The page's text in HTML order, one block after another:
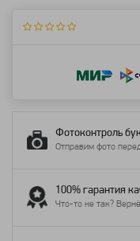
Фотоконтроль
Отправим фото
100% гарантия
Что-то не так?